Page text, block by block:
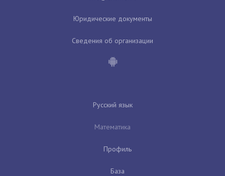
Юридические документы
Сведения об организации
Русский язык
Математика
Профиль
База